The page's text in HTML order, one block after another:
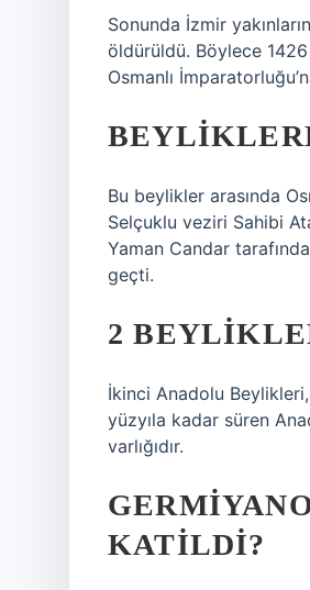
Sonunda İzmir
öldürüldü. Böylece 1426
Osmanlı
Bu beylikler arasında
Selçuklu veziri Sahibi
Yaman Candar
geçti.
2
İkinci Anadolu
yüzyıla kadar süren
varlığıdır.
KATILDI?